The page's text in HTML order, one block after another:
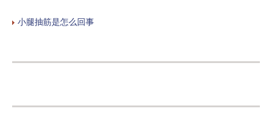
小腿抽筋是怎么回事